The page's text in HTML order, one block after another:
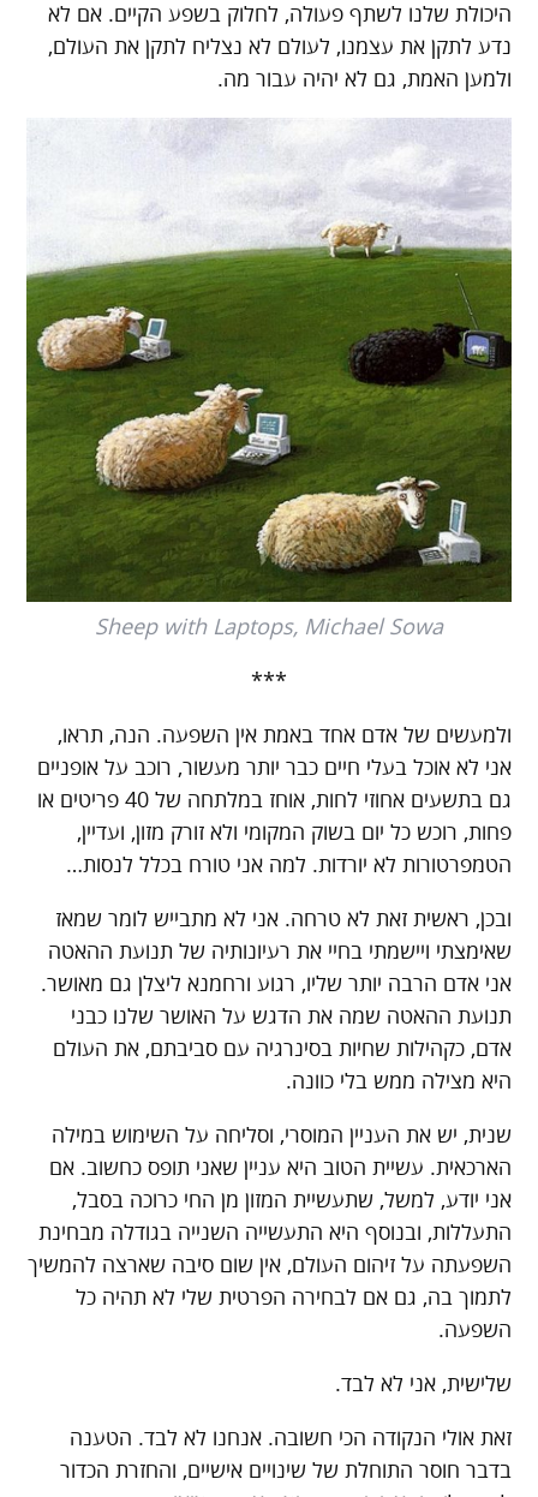
היכולת שלנו לשתף פעולה, לחלוק בשפע הקיים. אם לא
נדע לתקן את עצמנו, לעולם לא נצליח לתקן את העולם,
ולמען האמת, גם לא יהיה עבור מה.
Sheep with Laptops, Michael Sowa
***
ולמעשים של אדם אחד באמת אין השפעה. הנה, תראו,
אני לא אוכל בעלי חיים כבר יותר מעשור, רוכב על אופניים
גם בתשעים אחוזי לחות, אוחז במלתחה של 40 פריטים או
פחות, רוכש כל יום בשוק המקומי ולא זורק מזון, ועדיין,
הטמפרטורות לא יורדות. למה אני טורח בכלל לנסות…
ובכן, ראשית זאת לא טרחה. אני לא מתבייש לומר שמאז
שאימצתי ויישמתי בחיי את רעיונותיה של תנועת ההאטה
אני אדם הרבה יותר שליו, רגוע ורחמנא ליצלן גם מאושר.
תנועת ההאטה שמה את הדגש על האושר שלנו כבני
אדם, כקהילות שחיות בסינרגיה עם סביבתם, את העולם
היא מצילה ממש בלי כוונה.
שנית, יש את העניין המוסרי, וסליחה על השימוש במילה
הארכאית. עשיית הטוב היא עניין שאני תופס כחשוב. אם
אני יודע, למשל, שתעשיית המזון מן החי כרוכה בסבל,
התעללות, ובנוסף היא התעשייה השנייה בגודלה מבחינת
השפעתה על זיהום העולם, אין שום סיבה שארצה להמשיך
לתמוך בה, גם אם לבחירה הפרטית שלי לא תהיה כל
השפעה.
שלישית, אני לא לבד.
זאת אולי הנקודה הכי חשובה. אנחנו לא לבד. הטענה
בדבר חוסר התוחלת של שינויים אישיים, והחזרת הכדור